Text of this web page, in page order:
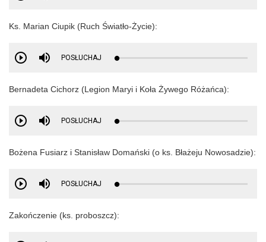
Ks. Marian Ciupik (Ruch Światło-Życie):
POSŁUCHAJ
Bernadeta Cichorz (Legion Maryi i Koła Żywego Różańca):
POSŁUCHAJ
Bożena Fusiarz i Stanisław Domański (o ks. Błażeju Nowosadzie):
POSŁUCHAJ
Zakończenie (ks. proboszcz):